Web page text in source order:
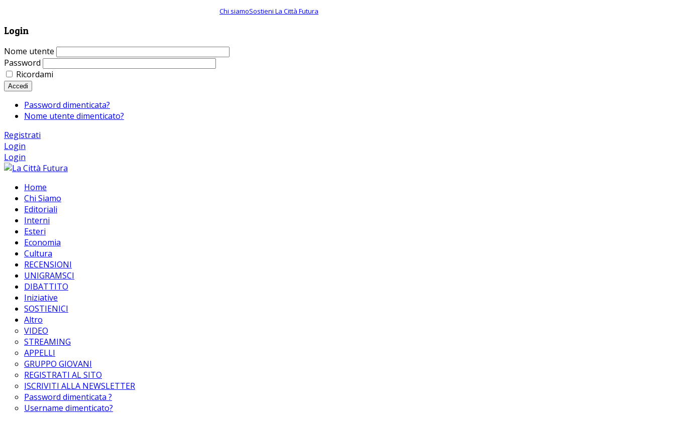
Chi siamoSostieni La Città Futura
Login
Nome utente
Password
Ricordami
Accedi
Password dimenticata?
Nome utente dimenticato?
Registrati
Login
Login
Home
Chi Siamo
Editoriali
Interni
Esteri
Economia
Cultura
RECENSIONI
UNIGRAMSCI
DIBATTITO
Iniziative
SOSTIENICI
Altro
VIDEO
STREAMING
APPELLI
GRUPPO GIOVANI
REGISTRATI AL SITO
ISCRIVITI ALLA NEWSLETTER
Password dimenticata ?
Username dimenticato?